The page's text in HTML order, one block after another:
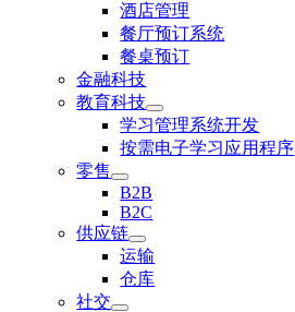
酒店管理
餐厅预订系统
餐桌预订
金融科技
教育科技
学习管理系统开发
按需电子学习应用程序
零售
B2B
B2C
供应链
运输
仓库
社交